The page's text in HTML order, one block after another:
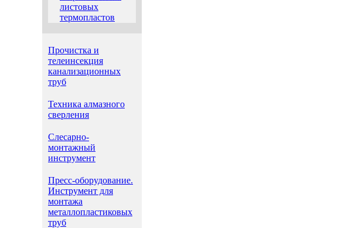
листовых
термопластов
Прочистка и
телеинсекция
канализационных
труб
Техника алмазного
сверления
Слесарно-
монтажный
инструмент
Пресс-оборудование.
Инструмент для
монтажа
металлопластиковых
труб